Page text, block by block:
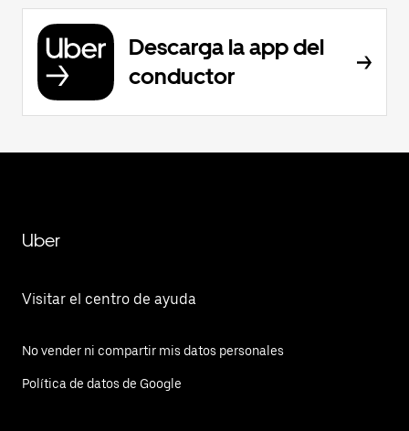
Descarga la app del
conductor
Uber
Visitar el centro de ayuda
No vender ni compartir mis datos personales
Política de datos de Google